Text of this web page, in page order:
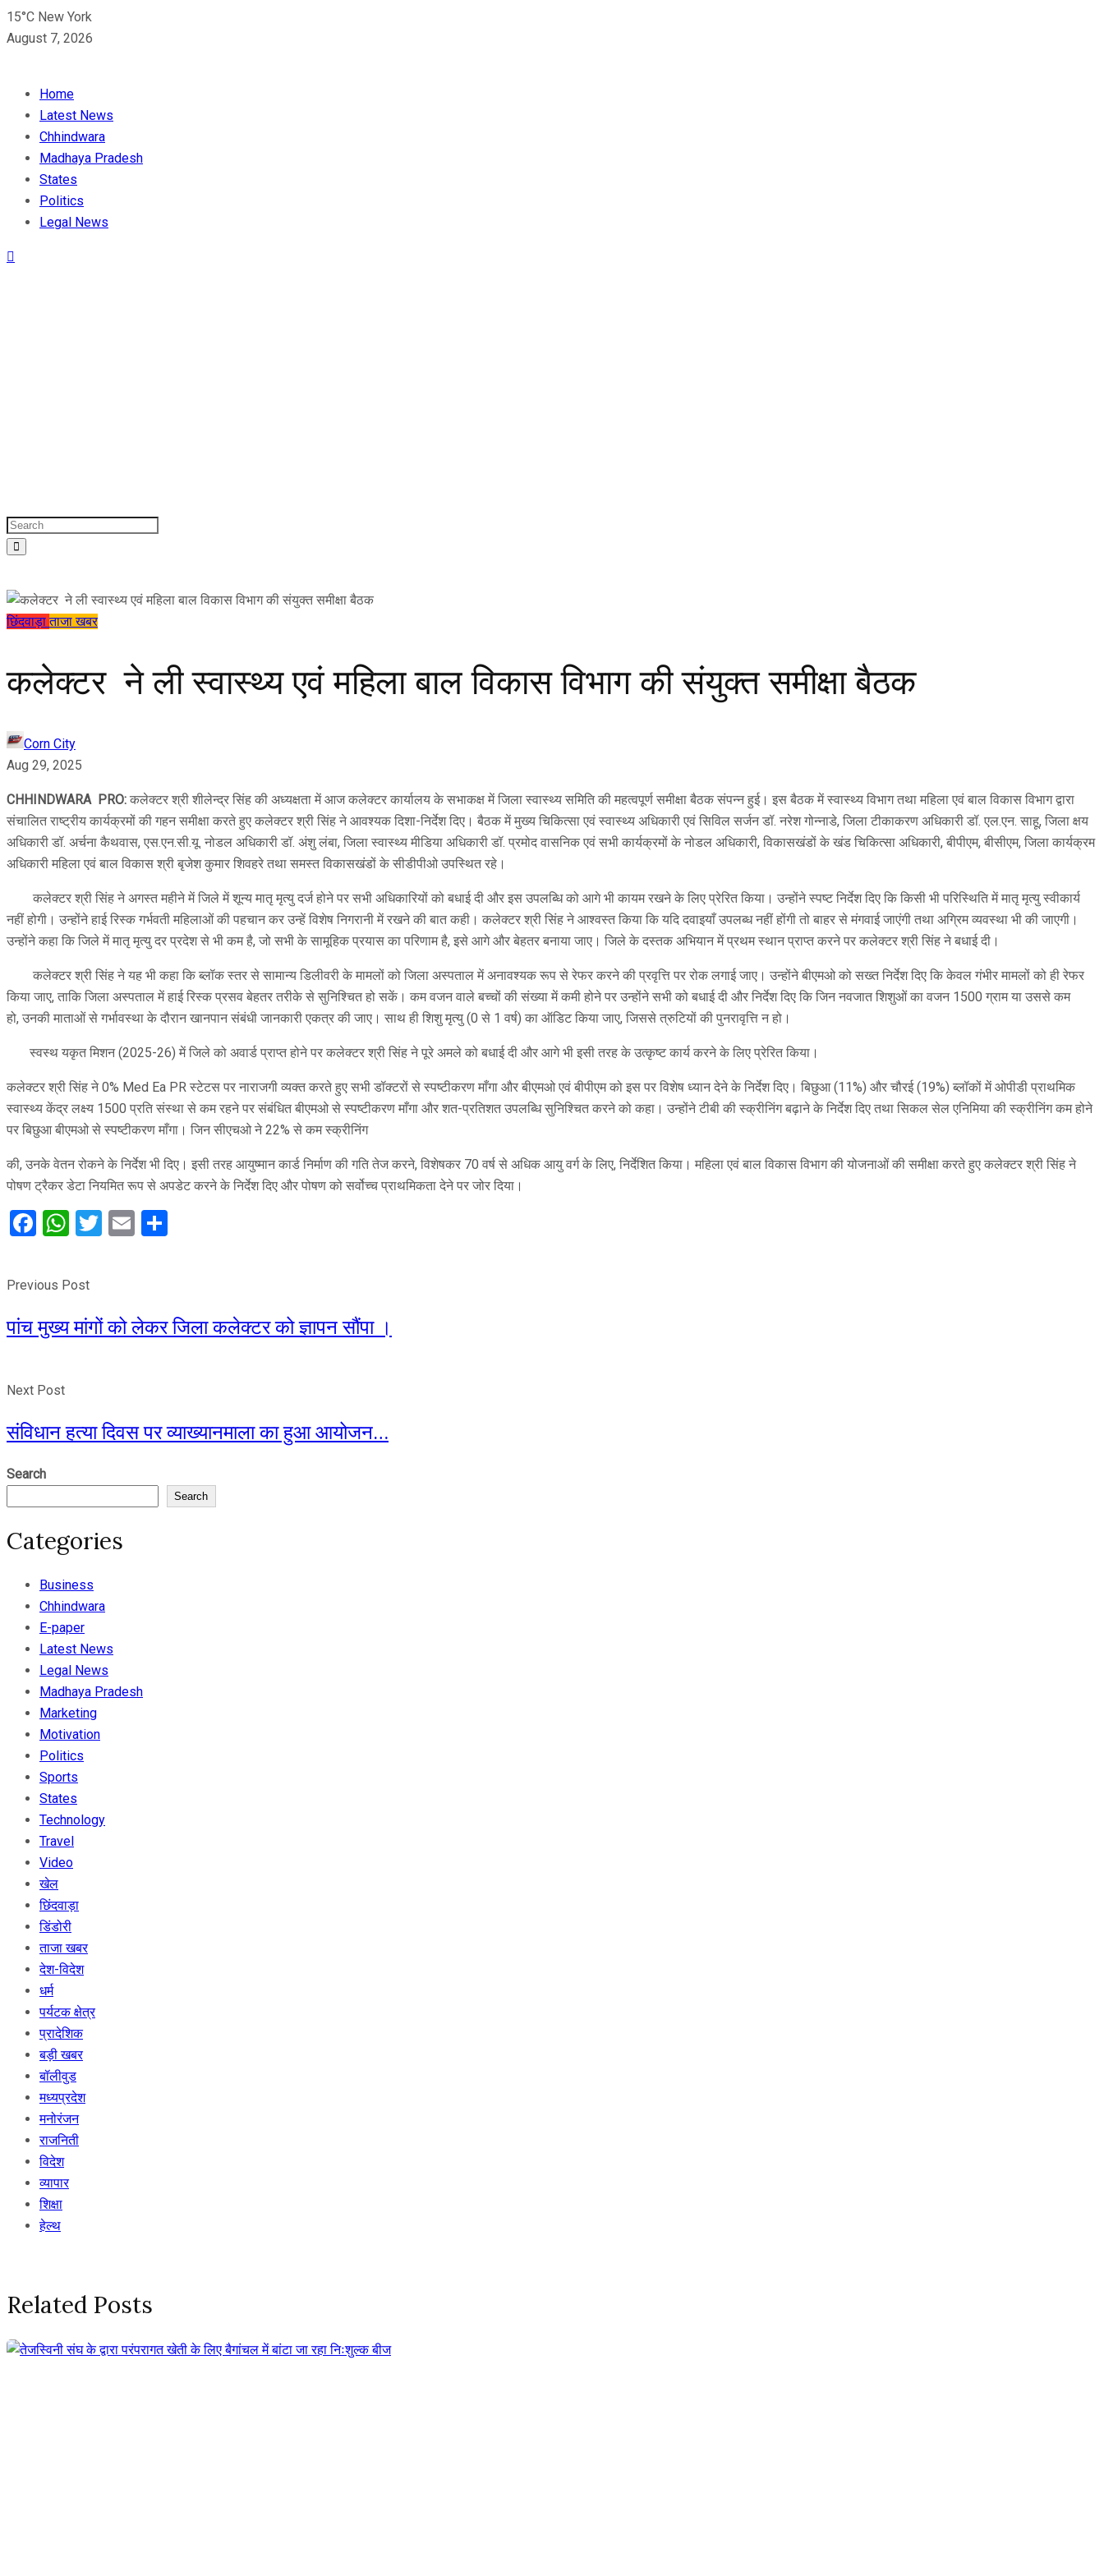
15°C New York
August 7, 2026
Home
Latest News
Chhindwara
Madhaya Pradesh
States
Politics
Legal News
छिंदवाड़ाताजा खबर
कलेक्टर ने ली स्वास्थ्य एवं महिला बाल विकास विभाग की संयुक्त समीक्षा बैठक
Corn City
Aug 29, 2025
CHHINDWARA PRO: कलेक्टर श्री शीलेन्द्र सिंह की अध्यक्षता में आज कलेक्टर कार्यालय के सभाकक्ष में जिला स्वास्थ्य समिति की महत्वपूर्ण समीक्षा बैठक संपन्न हुई। इस बैठक में स्वास्थ्य विभाग तथा महिला एवं बाल विकास विभाग द्वारा
संचालित राष्ट्रीय कार्यक्रमों की गहन समीक्षा करते हुए कलेक्टर श्री सिंह ने आवश्यक दिशा-निर्देश दिए। बैठक में मुख्य चिकित्सा एवं स्वास्थ्य अधिकारी एवं सिविल सर्जन डॉ. नरेश गोन्नाडे, जिला टीकाकरण अधिकारी डॉ. एल.एन. साहू, जिला क्षय
अधिकारी डॉ. अर्चना कैथवास, एस.एन.सी.यू. नोडल अधिकारी डॉ. अंशु लंबा, जिला स्वास्थ्य मीडिया अधिकारी डॉ. प्रमोद वासनिक एवं सभी कार्यक्रमों के नोडल अधिकारी, विकासखंडों के खंड चिकित्सा अधिकारी, बीपीएम, बीसीएम, जिला कार्यक्रम
अधिकारी महिला एवं बाल विकास श्री बृजेश कुमार शिवहरे तथा समस्त विकासखंडों के सीडीपीओ उपस्थित रहे।
कलेक्टर श्री सिंह ने अगस्त महीने में जिले में शून्य मातृ मृत्यु दर्ज होने पर सभी अधिकारियों को बधाई दी और इस उपलब्धि को आगे भी कायम रखने के लिए प्रेरित किया। उन्होंने स्पष्ट निर्देश दिए कि किसी भी परिस्थिति में मातृ मृत्यु स्वीकार्य
नहीं होगी। उन्होंने हाई रिस्क गर्भवती महिलाओं की पहचान कर उन्हें विशेष निगरानी में रखने की बात कही। कलेक्टर श्री सिंह ने आश्वस्त किया कि यदि दवाइयाँ उपलब्ध नहीं होंगी तो बाहर से मंगवाई जाएंगी तथा अग्रिम व्यवस्था भी की जाएगी।
उन्होंने कहा कि जिले में मातृ मृत्यु दर प्रदेश से भी कम है, जो सभी के सामूहिक प्रयास का परिणाम है, इसे आगे और बेहतर बनाया जाए। जिले के दस्तक अभियान में प्रथम स्थान प्राप्त करने पर कलेक्टर श्री सिंह ने बधाई दी।
कलेक्टर श्री सिंह ने यह भी कहा कि ब्लॉक स्तर से सामान्य डिलीवरी के मामलों को जिला अस्पताल में अनावश्यक रूप से रेफर करने की प्रवृत्ति पर रोक लगाई जाए। उन्होंने बीएमओ को सख्त निर्देश दिए कि केवल गंभीर मामलों को ही रेफर
किया जाए, ताकि जिला अस्पताल में हाई रिस्क प्रसव बेहतर तरीके से सुनिश्चित हो सकें। कम वजन वाले बच्चों की संख्या में कमी होने पर उन्होंने सभी को बधाई दी और निर्देश दिए कि जिन नवजात शिशुओं का वजन 1500 ग्राम या उससे कम
हो, उनकी माताओं से गर्भावस्था के दौरान खानपान संबंधी जानकारी एकत्र की जाए। साथ ही शिशु मृत्यु (0 से 1 वर्ष) का ऑडिट किया जाए, जिससे त्रुटियों की पुनरावृत्ति न हो।
स्वस्थ यकृत मिशन (2025-26) में जिले को अवार्ड प्राप्त होने पर कलेक्टर श्री सिंह ने पूरे अमले को बधाई दी और आगे भी इसी तरह के उत्कृष्ट कार्य करने के लिए प्रेरित किया।
कलेक्टर श्री सिंह ने 0% Med Ea PR स्टेटस पर नाराजगी व्यक्त करते हुए सभी डॉक्टरों से स्पष्टीकरण माँगा और बीएमओ एवं बीपीएम को इस पर विशेष ध्यान देने के निर्देश दिए। बिछुआ (11%) और चौरई (19%) ब्लॉकों में ओपीडी प्राथमिक
स्वास्थ्य केंद्र लक्ष्य 1500 प्रति संस्था से कम रहने पर संबंधित बीएमओ से स्पष्टीकरण माँगा और शत-प्रतिशत उपलब्धि सुनिश्चित करने को कहा। उन्होंने टीबी की स्क्रीनिंग बढ़ाने के निर्देश दिए तथा सिकल सेल एनिमिया की स्क्रीनिंग कम होने
पर बिछुआ बीएमओ से स्पष्टीकरण माँगा। जिन सीएचओ ने 22% से कम स्क्रीनिंग
की, उनके वेतन रोकने के निर्देश भी दिए। इसी तरह आयुष्मान कार्ड निर्माण की गति तेज करने, विशेषकर 70 वर्ष से अधिक आयु वर्ग के लिए, निर्देशित किया। महिला एवं बाल विकास विभाग की योजनाओं की समीक्षा करते हुए कलेक्टर श्री सिंह ने
पोषण ट्रैकर डेटा नियमित रूप से अपडेट करने के निर्देश दिए और पोषण को सर्वोच्च प्राथमिकता देने पर जोर दिया।
Facebook
WhatsApp
Twitter
Email
Previous Post
पांच मुख्य मांगों को लेकर जिला कलेक्टर को ज्ञापन सौंपा ।
Next Post
संविधान हत्या दिवस पर व्याख्यानमाला का हुआ आयोजन…
Search
Search
Categories
Business
Chhindwara
E-paper
Latest News
Legal News
Madhaya Pradesh
Marketing
Motivation
Politics
Sports
States
Technology
Travel
Video
खेल
छिंदवाड़ा
डिंडोरी
ताजा खबर
देश-विदेश
धर्म
पर्यटक क्षेत्र
प्रादेशिक
बड़ी खबर
बॉलीवुड
मध्यप्रदेश
मनोरंजन
राजनिती
विदेश
व्यापार
शिक्षा
हेल्थ
Related Posts